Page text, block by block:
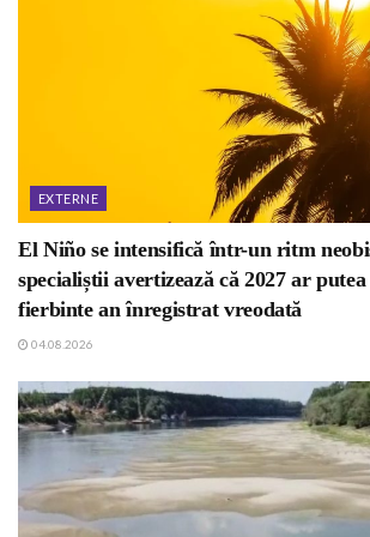
EXTERNE
El Niño se intensifică într-un ritm
specialiștii avertizează că 2027 ar
fierbinte an înregistrat vreodată
04.08.2026